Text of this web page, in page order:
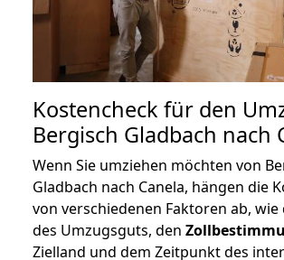
Kostencheck für den
Bergisch Gladbach nach
Wenn Sie umziehen möchten von
Gladbach nach Canela, hängen die
von verschiedenen Faktoren ab,
des Umzugsguts, den
Zielland und dem Zeitpunkt des